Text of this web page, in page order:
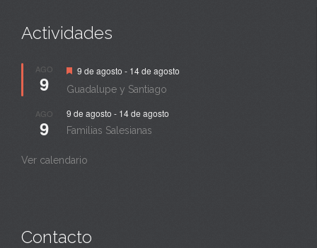
Actividades
AGO
9
Destacado
9 de agosto - 14 de agosto
Guadalupe y Santiago
AGO
9
9 de agosto - 14 de agosto
Familias Salesianas
Ver calendario
Contacto